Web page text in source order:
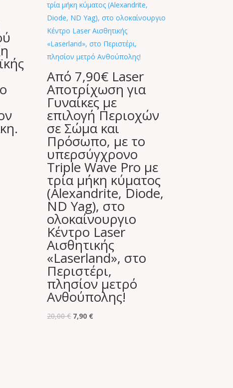
Από 7,90€ Laser
Αποτρίχωση για
Γυναίκες με
επιλογή Περιοχών
σε Σώμα και
Πρόσωπο, με το
υπερσύγχρονο
Triple Wave Pro με
τρία μήκη κύματος
(Alexandrite, Diode,
ND Yag), στο
ολοκαίνουργιο
Κέντρο Laser
Αισθητικής
«Laserland», στο
Περιστέρι,
πλησίον μετρό
Ανθούπολης!
20,00€ Original
7,90 €